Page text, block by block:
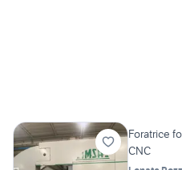
Foratrice
CNC